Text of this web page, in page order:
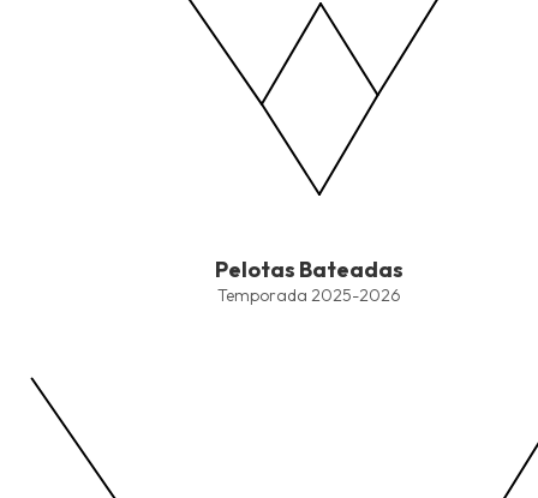
The chart has 1 X axis displaying values. Data ranges from -
The chart has 1 Y axis displaying values. Data ranges from -
Pelotas Bateadas
Temporada 2025-2026